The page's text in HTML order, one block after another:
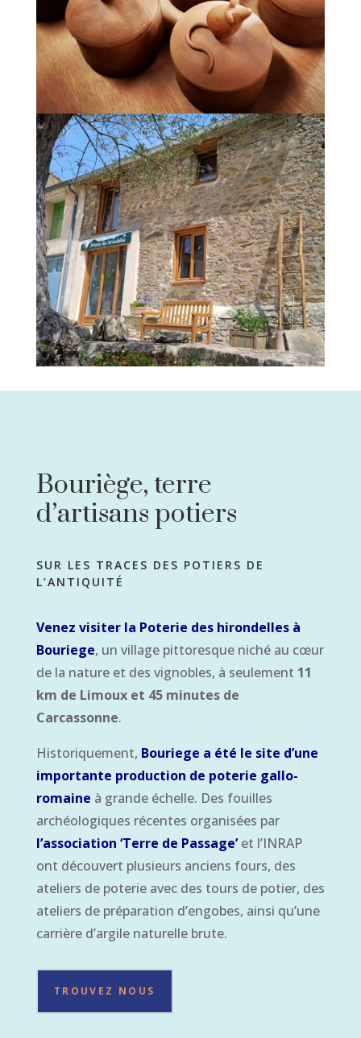
Bouriège, terre
d’artisans potiers
SUR LES TRACES DES POTIERS DE
L’ANTIQUITÉ
Venez visiter la Poterie des hirondelles à
Bouriege, un village pittoresque niché au cœur
de la nature et des vignobles, à seulement 11
km de Limoux et 45 minutes de
Carcassonne.
Historiquement, Bouriege a été le site d’une
importante production de poterie gallo-
romaine à grande échelle. Des fouilles
archéologiques récentes organisées par
l’association ‘Terre de Passage’et l’INRAP
ont découvert plusieurs anciens fours, des
ateliers de poterie avec des tours de potier, des
ateliers de préparation d’engobes, ainsi qu’une
carrière d’argile naturelle brute.
TROUVEZ NOUS